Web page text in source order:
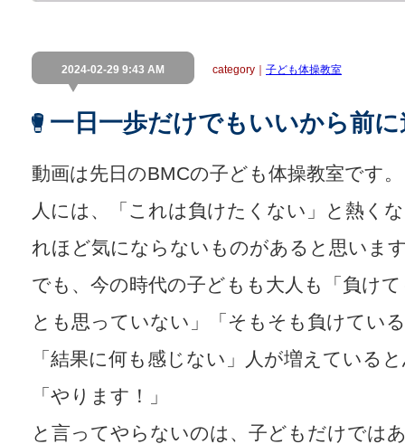
2024-02-29 9:43 AM category｜ 子ども体操教室
一日一歩だけでもいいから前
動画は先日のBMCの子ども体操教室です。
人には、「これは負けたくない」と熱く
れほど気にならないものがあると思いま
でも、今の時代の子どもも大人も「負け
とも思っていない」「そもそも負けてい
「結果に何も感じない」人が増えている
「やります！」
と言ってやらないのは、子どもだけでは